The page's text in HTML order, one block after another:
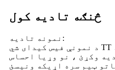
څنګه تادیه کول
نمونه تادیه:
د نمونې فیس کیدای شي TT یا د تادیې لخوا وي. که
وکړئ ، نو وړیا احساس